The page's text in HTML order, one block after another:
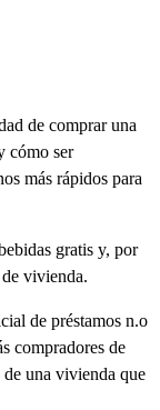
de comprar una
cómo ser
más rápidos para
gratis y, por
vivienda.
de préstamos n.o
compradores de
una vivienda que